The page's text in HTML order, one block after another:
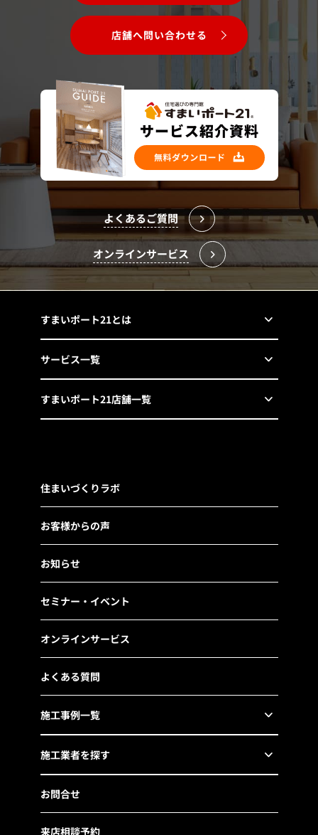
店舗へ問い合わせる
よくあるご質問
オンラインサービス
すまいポート21とは
サービス一覧
すまいポート21店舗一覧
住まいづくりラボ
お客様からの声
お知らせ
セミナー・イベント
オンラインサービス
よくある質問
施工事例一覧
施工業者を探す
お問合せ
来店相談予約